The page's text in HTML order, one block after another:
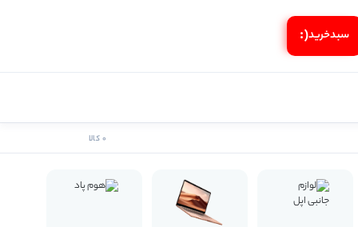
سبد‌خرید(:
0 کالا